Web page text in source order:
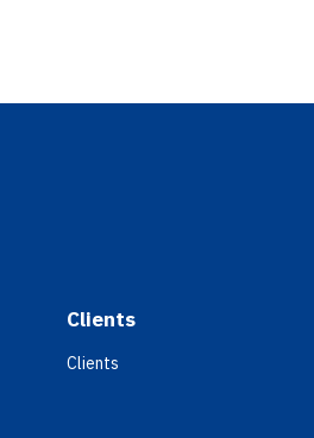
Clients
Clients